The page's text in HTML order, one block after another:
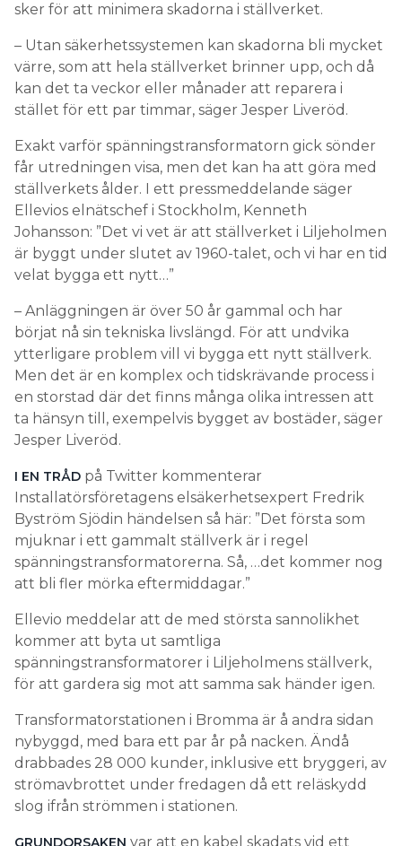
sker för att minimera skadorna i ställverket.
– Utan säkerhetssystemen kan skadorna bli mycket
värre, som att hela ställverket brinner upp, och då
kan det ta veckor eller månader att reparera i
stället för ett par timmar, säger Jesper Liveröd.
Exakt varför spänningstransformatorn gick sönder
får utredningen visa, men det kan ha att göra med
ställverkets ålder. I ett pressmeddelande säger
Ellevios elnätschef i Stockholm, Kenneth
Johansson: ”Det vi vet är att ställverket i Liljeholmen
är byggt under slutet av 1960-talet, och vi har en tid
velat bygga ett nytt…”
– Anläggningen är över 50 år gammal och har
börjat nå sin tekniska livslängd. För att undvika
ytterligare problem vill vi bygga ett nytt ställverk.
Men det är en komplex och tidskrävande process i
en storstad där det finns många olika intressen att
ta hänsyn till, exempelvis bygget av bostäder, säger
Jesper Liveröd.
I EN TRÅD på Twitter kommenterar
Installatörsföretagens elsäkerhetsexpert Fredrik
Byström Sjödin händelsen så här: ”Det första som
mjuknar i ett gammalt ställverk är i regel
spänningstransformatorerna. Så, …det kommer nog
att bli fler mörka eftermiddagar.”
Ellevio meddelar att de med största sannolikhet
kommer att byta ut samtliga
spänningstransformatorer i Liljeholmens ställverk,
för att gardera sig mot att samma sak händer igen.
Transformatorstationen i Bromma är å andra sidan
nybyggd, med bara ett par år på nacken. Ändå
drabbades 28 000 kunder, inklusive ett bryggeri, av
strömavbrottet under fredagen då ett reläskydd
slog ifrån strömmen i stationen.
var att en kabel skadats vid ett